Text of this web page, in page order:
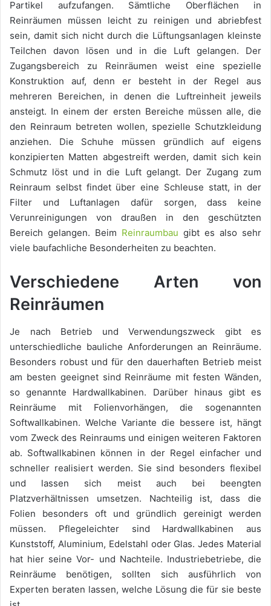
Partikel aufzufangen. Sämtliche Oberflächen in
Reinräumen müssen leicht zu reinigen und abriebfest
sein, damit sich nicht durch die Lüftungsanlagen kleinste
Teilchen davon lösen und in die Luft gelangen. Der
Zugangsbereich zu Reinräumen weist eine spezielle
Konstruktion auf, denn er besteht in der Regel aus
mehreren Bereichen, in denen die Luftreinheit jeweils
ansteigt. In einem der ersten Bereiche müssen alle, die
den Reinraum betreten wollen, spezielle Schutzkleidung
anziehen. Die Schuhe müssen gründlich auf eigens
konzipierten Matten abgestreift werden, damit sich kein
Schmutz löst und in die Luft gelangt. Der Zugang zum
Reinraum selbst findet über eine Schleuse statt, in der
Filter und Luftanlagen dafür sorgen, dass keine
Verunreinigungen von draußen in den geschützten
Bereich gelangen. Beim Reinraumbau gibt es also sehr
viele baufachliche Besonderheiten zu beachten.
Verschiedene Arten von
Reinräumen
Je nach Betrieb und Verwendungszweck gibt es
unterschiedliche bauliche Anforderungen an Reinräume.
Besonders robust und für den dauerhaften Betrieb meist
am besten geeignet sind Reinräume mit festen Wänden,
so genannte Hardwallkabinen. Darüber hinaus gibt es
Reinräume mit Folienvorhängen, die sogenannten
Softwallkabinen. Welche Variante die bessere ist, hängt
vom Zweck des Reinraums und einigen weiteren Faktoren
ab. Softwallkabinen können in der Regel einfacher und
schneller realisiert werden. Sie sind besonders flexibel
und lassen sich meist auch bei beengten
Platzverhältnissen umsetzen. Nachteilig ist, dass die
Folien besonders oft und gründlich gereinigt werden
müssen. Pflegeleichter sind Hardwallkabinen aus
Kunststoff, Aluminium, Edelstahl oder Glas. Jedes Material
hat hier seine Vor- und Nachteile. Industriebetriebe, die
Reinräume benötigen, sollten sich ausführlich von
Experten beraten lassen, welche Lösung die für sie beste